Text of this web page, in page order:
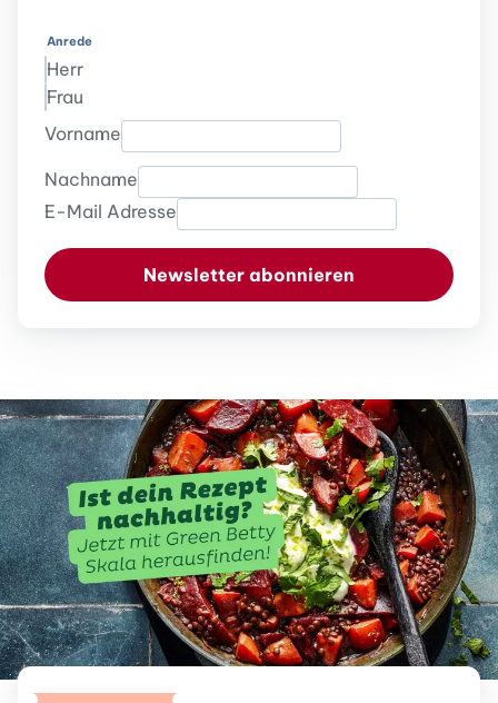
Anrede
Herr
Frau
Vorname
Nachname
E-Mail Adresse
Newsletter abonnieren